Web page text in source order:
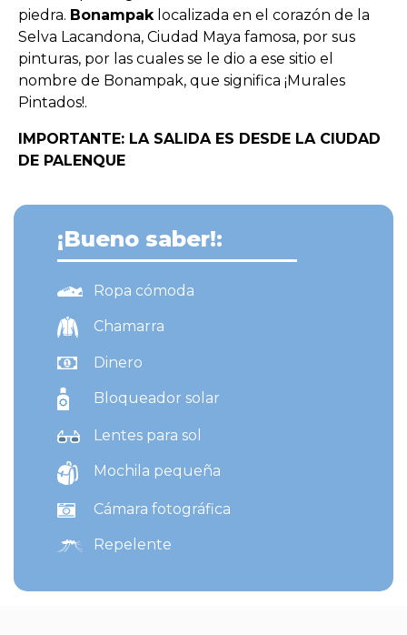
piedra. Bonampaklocalizada en el corazón de la
Selva Lacandona, Ciudad Maya famosa, por sus
pinturas, por las cuales se le dio a ese sitio el
nombre de Bonampak, que significa ¡Murales
Pintados!.
IMPORTANTE: LA SALIDA ES DESDE LA CIUDAD
DE PALENQUE
¡Bueno saber!:
Ropa cómoda
Chamarra
Dinero
Bloqueador solar
Lentes para sol
Mochila pequeña
Cámara fotográfica
Repelente